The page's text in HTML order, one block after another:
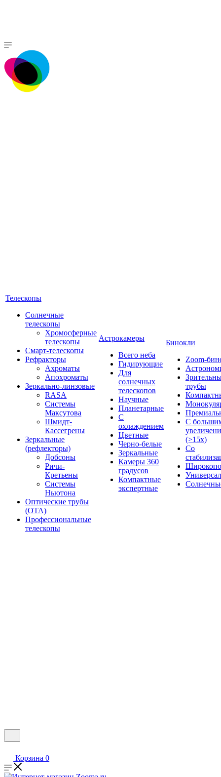
Телескопы
Солнечные
телескопы
Хромосферные
телескопы
Смарт-телескопы
Рефракторы
Ахроматы
Апохроматы
Зеркально-линзовые
RASA
Системы
Максутова
Шмидт-
Кассегрены
Зеркальные
(рефлекторы)
Добсоны
Ричи-
Кретьены
Системы
Ньютона
Оптические трубы
(OTA)
Профессиональные
телескопы
Астрокамеры
Всего неба
Гидирующие
Для
солнечных
телескопов
Научные
Планетарные
С
охлаждением
Цветные
Черно-белые
Зеркальные
Камеры 360
градусов
Компактные
экспертные
Бинокли
Zoom-
трубы
С
(>15x)
Со
Корзина 0